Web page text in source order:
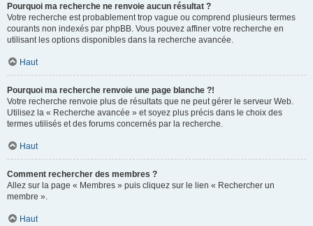
Pourquoi ma recherche ne renvoie aucun résultat ?
Votre recherche est probablement trop vague ou comprend plusieurs termes
courants non indexés par phpBB. Vous pouvez affiner votre recherche en
utilisant les options disponibles dans la recherche avancée.
Haut
Pourquoi ma recherche renvoie une page blanche ?!
Votre recherche renvoie plus de résultats que ne peut gérer le serveur Web.
Utilisez la « Recherche avancée » et soyez plus précis dans le choix des
termes utilisés et des forums concernés par la recherche.
Haut
Comment rechercher des membres ?
Allez sur la page « Membres » puis cliquez sur le lien « Rechercher un
membre ».
Haut